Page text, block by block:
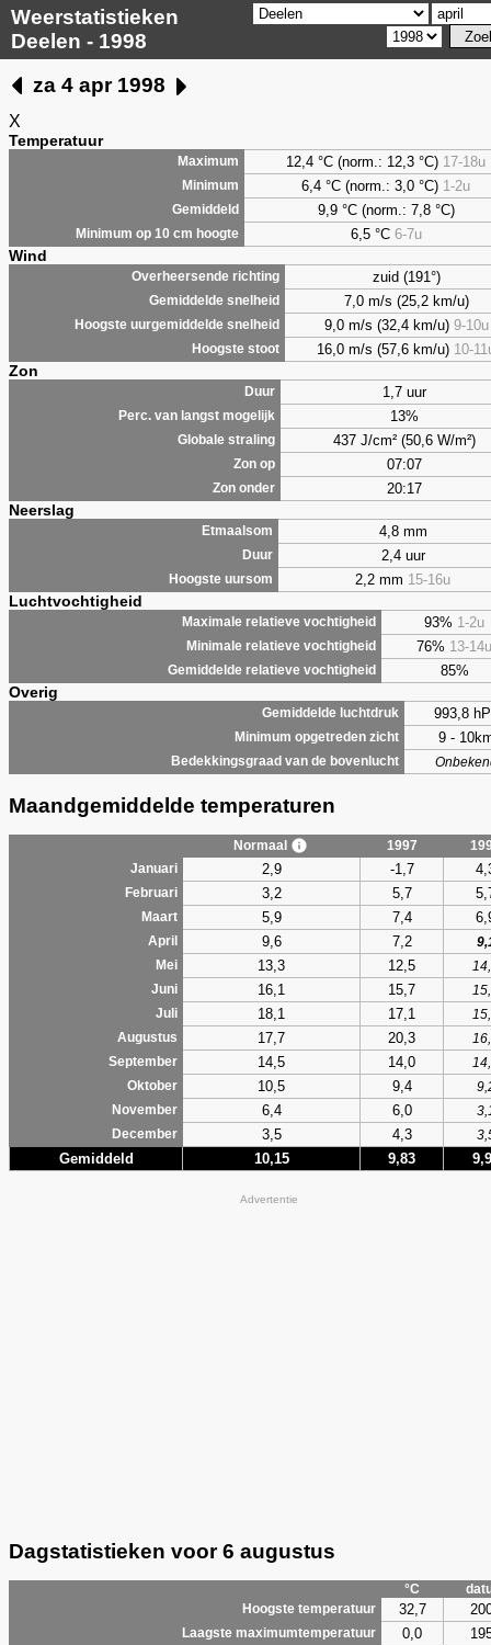
Weerstatistieken
Deelen - 1998
za 4 apr 1998
X
Temperatuur
Maximum 12,4 °C (norm.: 12,3 °C) 17-18u
Minimum 6,4 °C (norm.: 3,0 °C) 1-2u
Gemiddeld 9,9°C (norm.: 7,8 °C)
Minimum op 10 cm hoogte 6,5°C 6-7u
Wind
Overheersende richting zuid (191°)
Gemiddelde snelheid 7,0 m/s (25,2 km/u)
Hoogste uurgemiddelde snelheid 9,0 m/s (32,4 km/u) 9-10u
Hoogste stoot 16,0 m/s (57,6 km/u) 10-
Zon
Duur 1,7 uur
Perc. van langst mogelijk 13%
Globale straling 437 J/cm² (50,6 W/m²)
Zon op 07:07
Zon onder 20:17
Neerslag
Etmaalsom 4,8 mm
Duur 2,4 uur
Hoogste uursom 2,2 mm 15-16u
Luchtvochtigheid
Maximale relatieve vochtigheid 93% 1-2u
Minimale relatieve vochtigheid 76% 13-14u
Gemiddelde relatieve vochtigheid 85%
Overig
Gemiddelde luchtdruk 993,8
Minimum opgetreden zicht 9 -
Bedekkingsgraad van de bovenlucht
Maandgemiddelde temperaturen
Normaal 1997
Januari
2,9 -1,7
Februari 3,2 5,7
Maart 5,9 7,4
April 9,6 7,2
Mei
13,3 12,5
Juni
16,1 15,7
Juli
18,1 17,1
Augustus
17,7 20,3
September
14,5 14,0
Oktober
10,5 9,4
November
6,4 6,0
December
3,5 4,3
Gemiddeld 10,15 9,83
Advertentie
Dagstatistieken voor 6 augustus
°C
Hoogste temperatuur
32,7
Laagste maximumtemperatuur 0,0